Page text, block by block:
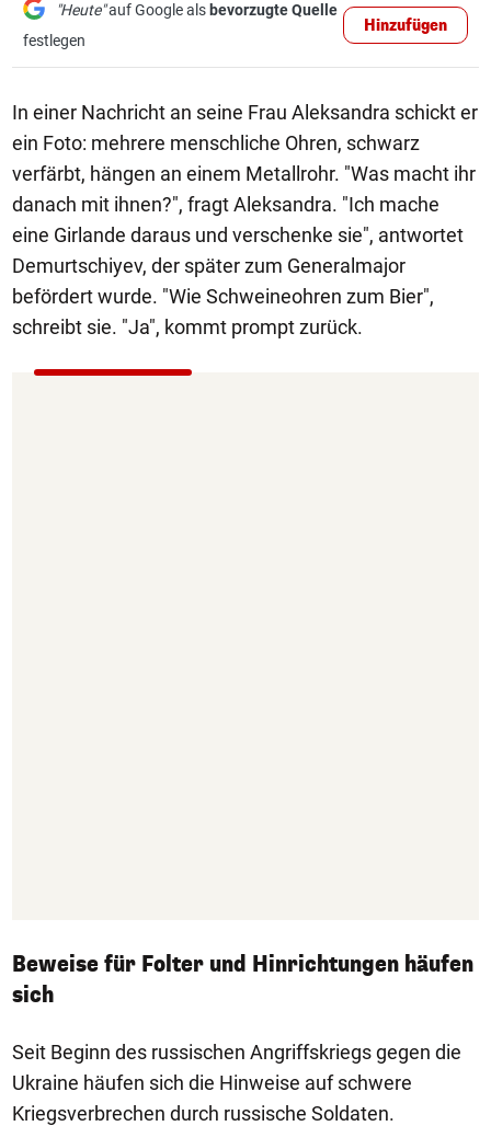
"Heute"auf Google als bevorzugte Quelle
festlegen
Hinzufügen
In einer Nachricht an seine Frau Aleksandra schickt er
ein Foto: mehrere menschliche Ohren, schwarz
verfärbt, hängen an einem Metallrohr. "Was macht ihr
danach mit ihnen?", fragt Aleksandra. "Ich mache
eine Girlande daraus und verschenke sie", antwortet
Demurtschiyev, der später zum Generalmajor
befördert wurde. "Wie Schweineohren zum Bier",
schreibt sie. "Ja", kommt prompt zurück.
Beweise für Folter und Hinrichtungen häufen
sich
Seit Beginn des russischen Angriffskriegs gegen die
Ukraine häufen sich die Hinweise auf schwere
Kriegsverbrechen durch russische Soldaten.